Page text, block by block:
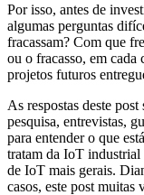
Por isso, antes de
algumas perguntas
fracassam? Com que
ou o fracasso, em cada
projetos futuros
As respostas deste
pesquisa, entrevistas,
para entender o que
tratam da IoT
de IoT mais gerais.
casos, este post muitas